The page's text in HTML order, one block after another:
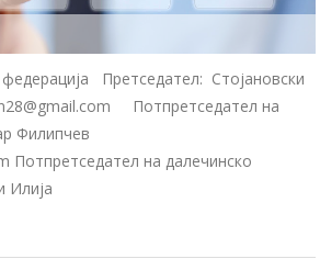
Претседател: Стојановски
Потпретседател на
Филипчев
Потпретседател на далечинско
Илија